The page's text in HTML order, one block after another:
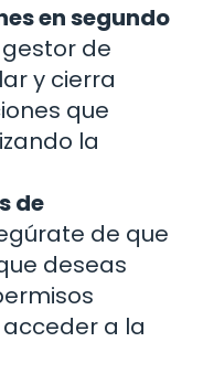
en segundo
de
y cierra
que
la
de
de que
deseas
a la